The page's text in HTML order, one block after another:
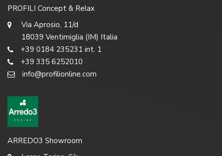
PROFILI Concept & Relax
Via Aprosio, 11/d
18039 Ventimiglia (IM) Italia
+39 0184 235231 int. 1
+39 335 6252010
info@profilionline.com
ARREDO3 Showroom